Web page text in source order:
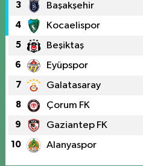
3 Başakşehir
4 Kocaelispor
5 Beşiktaş
6 Eyüpspor
7 Galatasaray
8 Çorum FK
9 Gaziantep FK
10 Alanyaspor